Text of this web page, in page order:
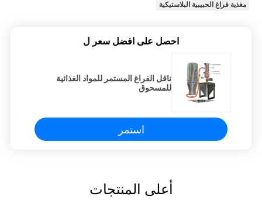
مغذية فراغ الحبيبية البلاستيكية
احصل على افضل سعر ل
ناقل الفراغ المستمر للمواد الغذائية
للمسحوق
استمر
أعلى المنتجات